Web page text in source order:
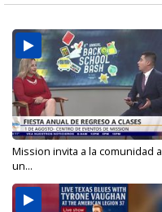
Mission invita a la comunidad a
un...